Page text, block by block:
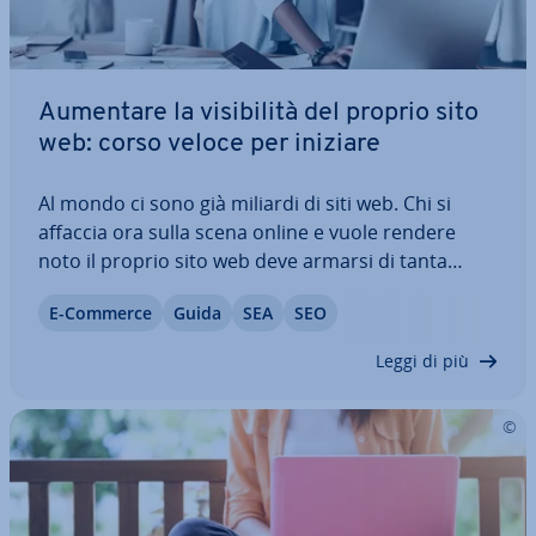
Aumentare la vi­si­bi­li­tà del proprio sito
web: corso veloce per iniziare
Al mondo ci sono già miliardi di siti web. Chi si
affaccia ora sulla scena online e vuole rendere
noto il proprio sito web deve armarsi di tanta
marketing offre moltre pos­si­bi­li­tà per ottenere i
E-Commerce Guida SEA SEO
Leggi di più